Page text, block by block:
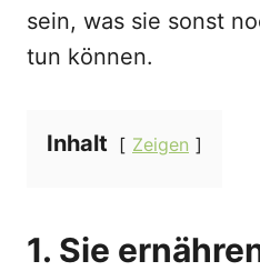
sein, was sie sonst
tun können.
Inhalt Zeigen
1. Sie